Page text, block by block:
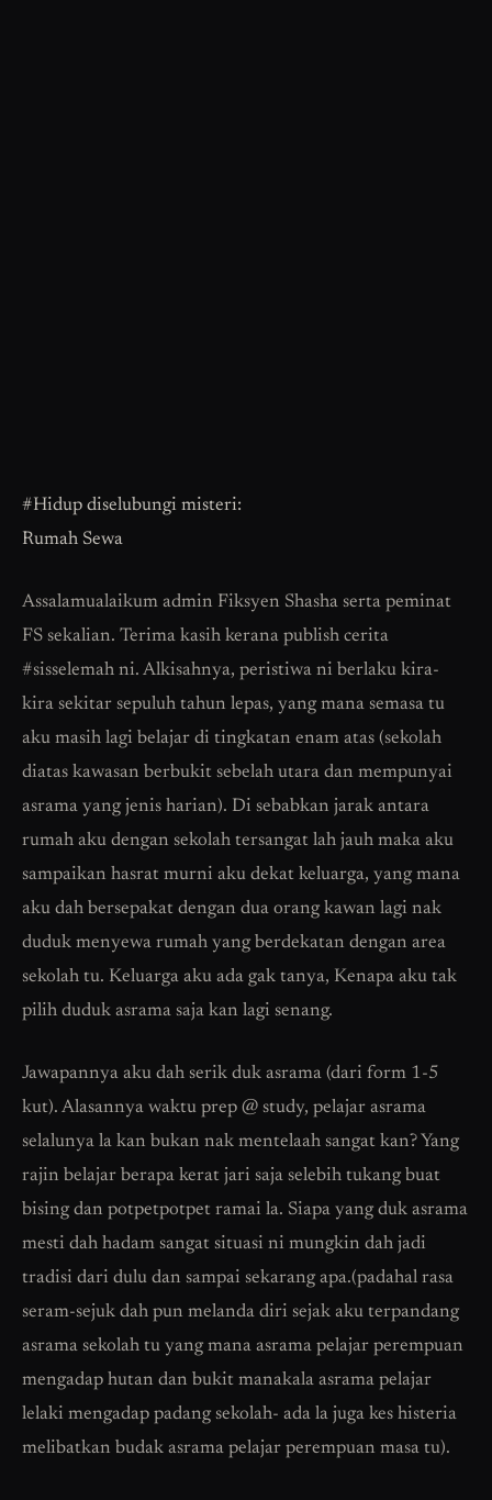
#Hidup diselubungi misteri:
Rumah Sewa
Assalamualaikum admin Fiksyen Shasha serta peminat
FS sekalian. Terima kasih kerana publish cerita
#sisselemah ni. Alkisahnya, peristiwa ni berlaku kira-
kira sekitar sepuluh tahun lepas, yang mana semasa tu
aku masih lagi belajar di tingkatan enam atas (sekolah
diatas kawasan berbukit sebelah utara dan mempunyai
asrama yang jenis harian). Di sebabkan jarak antara
rumah aku dengan sekolah tersangat lah jauh maka aku
sampaikan hasrat murni aku dekat keluarga, yang mana
aku dah bersepakat dengan dua orang kawan lagi nak
duduk menyewa rumah yang berdekatan dengan area
sekolah tu. Keluarga aku ada gak tanya, Kenapa aku tak
pilih duduk asrama saja kan lagi senang.
Jawapannya aku dah serik duk asrama (dari form 1-5
kut). Alasannya waktu prep @ study, pelajar asrama
selalunya la kan bukan nak mentelaah sangat kan? Yang
rajin belajar berapa kerat jari saja selebih tukang buat
bising dan potpetpotpet ramai la. Siapa yang duk asrama
mesti dah hadam sangat situasi ni mungkin dah jadi
tradisi dari dulu dan sampai sekarang apa.(padahal rasa
seram-sejuk dah pun melanda diri sejak aku terpandang
asrama sekolah tu yang mana asrama pelajar perempuan
mengadap hutan dan bukit manakala asrama pelajar
lelaki mengadap padang sekolah- ada la juga kes histeria
melibatkan budak asrama pelajar perempuan masa tu).